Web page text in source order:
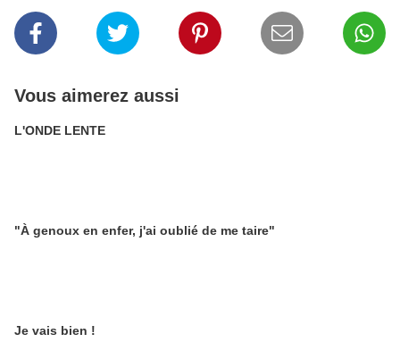
Vous aimerez aussi
L'ONDE LENTE
"À genoux en enfer, j'ai oublié de me taire"
Je vais bien !